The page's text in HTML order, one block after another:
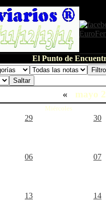
El Punto de
« mayo
Miércoles
29 30
06 07
13 14